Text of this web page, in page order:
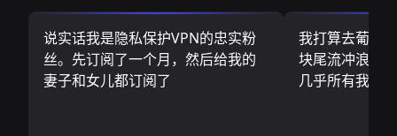
说实话我是隐私保护VPN的忠实粉
丝。先订阅了一个月，然后给我的
妻子和女儿都订阅了
我打算去葡萄
块尾流冲浪板
几乎所有我需